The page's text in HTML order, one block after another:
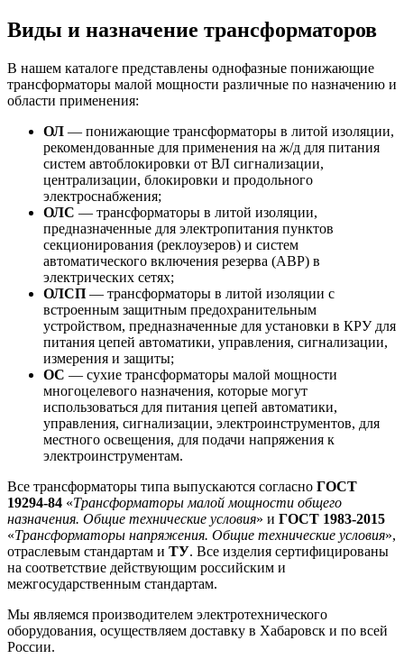
Виды и назначение трансформаторов
В нашем каталоге представлены однофазные понижающие
трансформаторы малой мощности различные по назначению и
области применения:
ОЛ — понижающие трансформаторы в литой изоляции,
рекомендованные для применения на ж/д для питания
систем автоблокировки от ВЛ сигнализации,
централизации, блокировки и продольного
электроснабжения;
ОЛС — трансформаторы в литой изоляции,
предназначенные для электропитания пунктов
секционирования (реклоузеров) и систем
автоматического включения резерва (АВР) в
электрических сетях;
ОЛСП — трансформаторы в литой изоляции с
встроенным защитным предохранительным
устройством, предназначенные для установки в КРУ для
питания цепей автоматики, управления, сигнализации,
измерения и защиты;
ОС — сухие трансформаторы малой мощности
многоцелевого назначения, которые могут
использоваться для питания цепей автоматики,
управления, сигнализации, электроинструментов, для
местного освещения, для подачи напряжения к
электроинструментам.
Все трансформаторы типа выпускаются согласно ГОСТ
19294-84 «Трансформаторы малой мощности общего
назначения. Общие технические условия» и ГОСТ 1983-2015
«Трансформаторы напряжения. Общие технические условия»,
отраслевым стандартам и ТУ. Все изделия сертифицированы
на соответствие действующим российским и
межгосударственным стандартам.
Мы являемся производителем электротехнического
оборудования, осуществляем доставку в Хабаровск и по всей
России.